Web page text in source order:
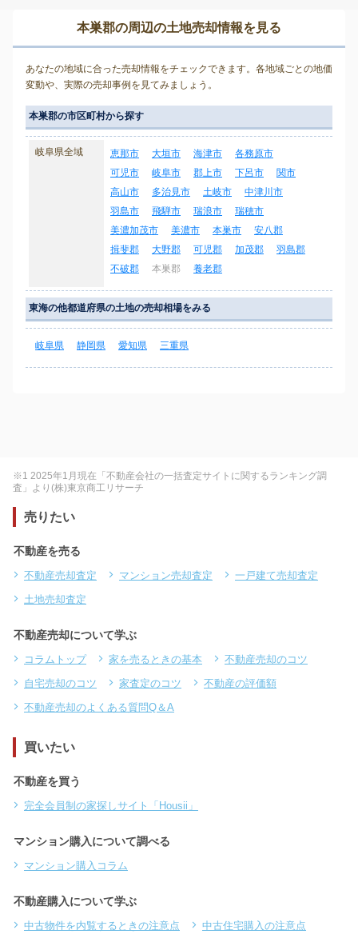
本巣郡の周辺の土地売却情報を見る
あなたの地域に合った売却情報をチェックできます。各地域ごとの地価
変動や、実際の売却事例を見てみましょう。
本巣郡の市区町村から探す
岐阜県全域 恵那市 大垣市 海津市
各務原市
可児市
岐阜市 郡上市 下呂市
関市
高山市
多治見市 土岐市
中津川市
羽島市
飛騨市 瑞浪市
瑞穂市
美濃加茂市
美濃市 本巣市
安八郡
揖斐郡
大野郡 可児郡 加茂郡
羽島郡
不破郡
本巣郡 養老郡
東海の他都道府県の土地の売却相場をみる
岐阜県 静岡県 愛知県 三重県
※1 2025年1月現在「不動産会社の一括査定サイトに関するランキング調
査」より(株)東京商工リサーチ
売りたい
不動産を売る
不動産売却査定 マンション売却査定
一戸建て売却査定
土地売却査定
不動産売却について学ぶ
コラムトップ 家を売るときの基本
不動産売却のコツ
自宅売却のコツ
家査定のコツ
不動産の評価額
不動産売却のよくある質問Q＆A
買いたい
不動産を買う
完全会員制の家探しサイト「Housii」
マンション購入について調べる
マンション購入コラム
不動産購入について学ぶ
中古物件を内覧するときの注意点 中古住宅購入の注意点